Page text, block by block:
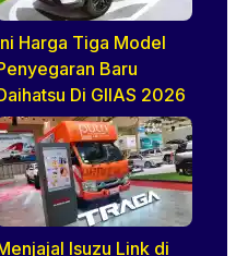
Harga Tiga Model
Baru
Di GIIAS 2026
Isuzu Link di